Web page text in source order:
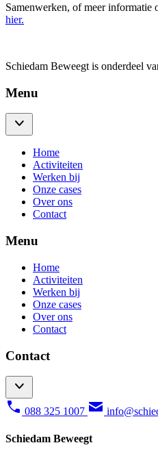
Samenwerken, of meer informatie
hier.
Schiedam Beweegt is onderdeel
Menu
Home
Activiteiten
Werken bij
Onze cases
Over ons
Contact
Menu
Home
Activiteiten
Werken bij
Onze cases
Over ons
Contact
Contact
088 325 1007
Schiedam Beweegt